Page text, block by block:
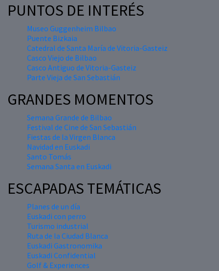
PUNTOS DE INTERÉS
Museo Guggenheim Bilbao
Puente Bizkaia
Catedral de Santa María de Vitoria-Gasteiz
Casco Viejo de Bilbao
Casco Antiguo de Vitoria-Gasteiz
Parte Vieja de San Sebastián
GRANDES MOMENTOS
Semana Grande de Bilbao
Festival de Cine de San Sebastián
Fiestas de la Virgen Blanca
Navidad en Euskadi
Santo Tomás
Semana Santa en Euskadi
ESCAPADAS TEMÁTICAS
Planes de un día
Euskadi con perro
Turismo industrial
Ruta de la Ciudad Blanca
Euskadi Gastronomika
Euskadi Confidential
Golf & Experiences